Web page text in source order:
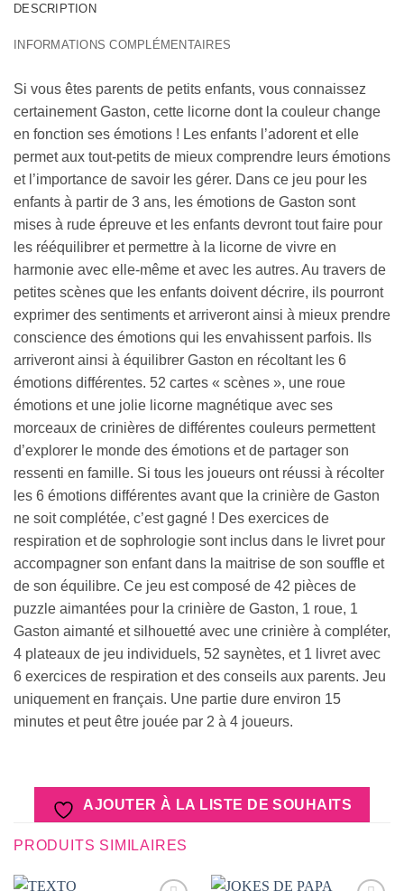
DESCRIPTION
INFORMATIONS COMPLÉMENTAIRES
Si vous êtes parents de petits enfants, vous connaissez
certainement Gaston, cette licorne dont la couleur change
en fonction ses émotions ! Les enfants l’adorent et elle
permet aux tout-petits de mieux comprendre leurs émotions
et l’importance de savoir les gérer. Dans ce jeu pour les
enfants à partir de 3 ans, les émotions de Gaston sont
mises à rude épreuve et les enfants devront tout faire pour
les rééquilibrer et permettre à la licorne de vivre en
harmonie avec elle-même et avec les autres. Au travers de
petites scènes que les enfants doivent décrire, ils pourront
exprimer des sentiments et arriveront ainsi à mieux prendre
conscience des émotions qui les envahissent parfois. Ils
arriveront ainsi à équilibrer Gaston en récoltant les 6
émotions différentes. 52 cartes « scènes », une roue
émotions et une jolie licorne magnétique avec ses
morceaux de crinières de différentes couleurs permettent
d’explorer le monde des émotions et de partager son
ressenti en famille. Si tous les joueurs ont réussi à récolter
les 6 émotions différentes avant que la crinière de Gaston
ne soit complétée, c’est gagné ! Des exercices de
respiration et de sophrologie sont inclus dans le livret pour
accompagner son enfant dans la maitrise de son souffle et
de son équilibre. Ce jeu est composé de 42 pièces de
puzzle aimantées pour la crinière de Gaston, 1 roue, 1
Gaston aimanté et silhouetté avec une crinière à compléter,
4 plateaux de jeu individuels, 52 saynètes, et 1 livret avec
6 exercices de respiration et des conseils aux parents. Jeu
uniquement en français. Une partie dure environ 15
minutes et peut être jouée par 2 à 4 joueurs.
AJOUTER À LA LISTE DE SOUHAITS
PRODUITS SIMILAIRES